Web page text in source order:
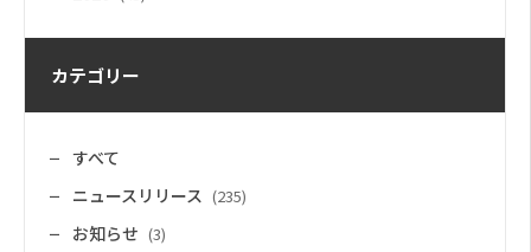
カテゴリー
すべて
ニュースリリース (235)
お知らせ (3)